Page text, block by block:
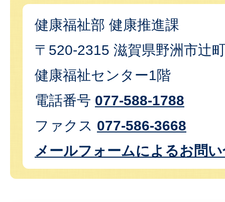
健康福祉部 健康推進課
〒520-2315 滋賀県野洲市辻
健康福祉センター1階
電話番号 077-588-1788
ファクス 077-586-3668
メールフォームによるお問